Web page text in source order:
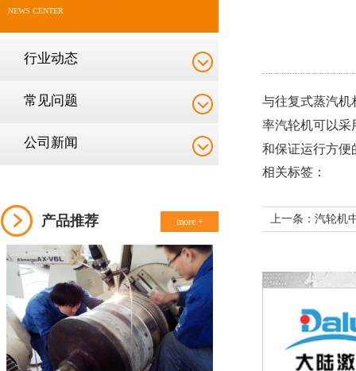
NEWS CENTER
行业动态
常见问题
公司新闻
产品推荐 more +
与往复式蒸汽机
率汽轮机可以采
和保证运行方便
相关标签：
上一条： 汽轮机